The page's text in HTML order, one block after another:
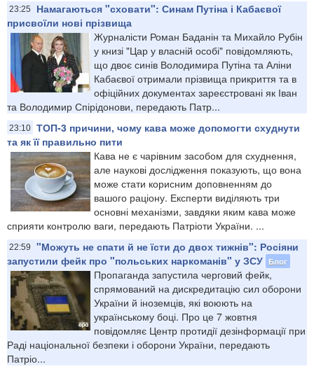
23:25
Намагаються "сховати": Синам Путіна і Кабаєвої
присвоїли нові прізвища
Журналісти Роман Баданін та Михайло Рубін
у книзі "Цар у власній особі" повідомляють,
що двоє синів Володимира Путіна та Аліни
Кабаєвої отримали прізвища прикриття та в
офіційних документах зареєстровані як Іван
та Володимир Спірідонови, передають Патр...
23:10 ТОП-3 причини, чому кава може допомогти схуднути
та як її правильно пити
Кава не є чарівним засобом для схуднення,
але наукові дослідження показують, що вона
може стати корисним доповненням до
вашого раціону. Експерти виділяють три
основні механізми, завдяки яким кава може
сприяти контролю ваги, передають Патріоти України. ...
22:59
"Можуть не спати й не їсти до двох тижнів": Росіяни
запустили фейк про "польських наркоманів" у ЗСУ Блог
Пропаганда запустила черговий фейк,
спрямований на дискредитацію сил оборони
України й іноземців, які воюють на
українському боці. Про це 7 жовтня
повідомляє Центр протидії дезінформації при
Раді національної безпеки і оборони України, передають
Патріо...